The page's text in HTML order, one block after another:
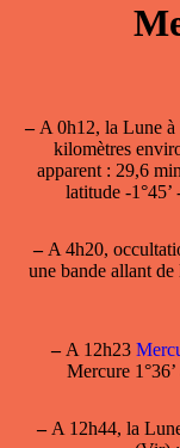
–A 0h12, la Lune à
kilomètres
apparent : 29,6
latitude -1°45’
–A 4h20,
une bande allant
–A 12h23
Mercure
–A 12h44, la